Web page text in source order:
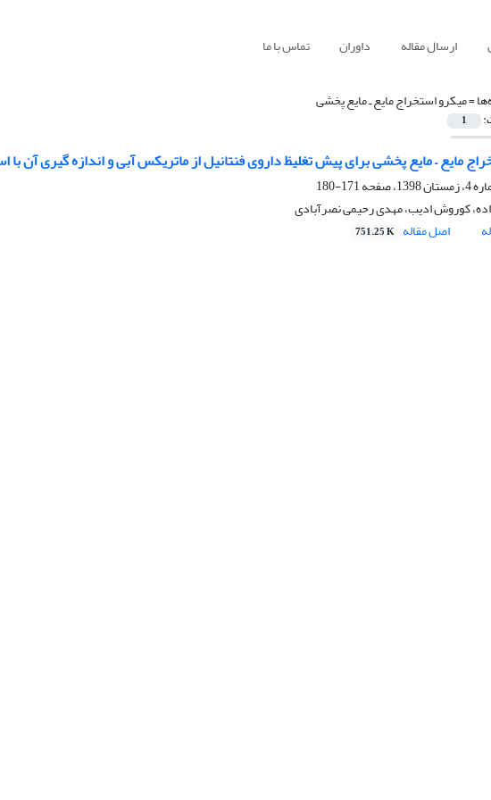
ارسال مقاله داوران تماس با ما
=میکرو استخراج مایع ـ مایع پخشی
1
مایع – مایع پخشی برای پیش تغلیظ داروی فنتانیل از ماتریکس آبی و اندازه گیری آن
171-180
کوروش ادیب، مهدی رحیمی نصرآبادی
اصل مقاله 751.25 K